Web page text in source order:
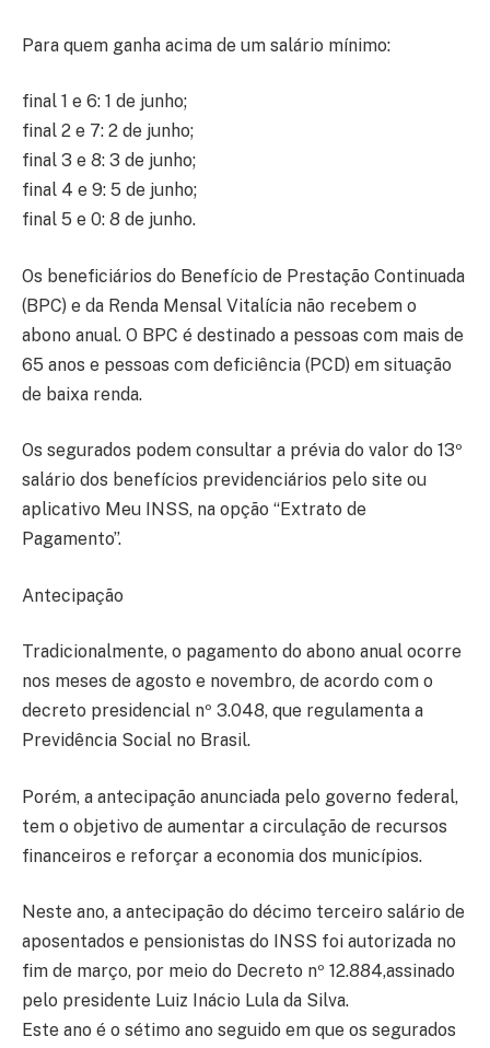
Para quem ganha acima de um salário mínimo:
final 1 e 6: 1 de junho;
final 2 e 7: 2 de junho;
final 3 e 8: 3 de junho;
final 4 e 9: 5 de junho;
final 5 e 0: 8 de junho.
Os beneficiários do Benefício de Prestação Continuada
(BPC) e da Renda Mensal Vitalícia não recebem o
abono anual. O BPC é destinado a pessoas com mais de
65 anos e pessoas com deficiência (PCD) em situação
de baixa renda.
Os segurados podem consultar a prévia do valor do 13º
salário dos benefícios previdenciários pelo site ou
aplicativo Meu INSS, na opção “Extrato de
Pagamento”.
Antecipação
Tradicionalmente, o pagamento do abono anual ocorre
nos meses de agosto e novembro, de acordo com o
decreto presidencial nº 3.048, que regulamenta a
Previdência Social no Brasil.
Porém, a antecipação anunciada pelo governo federal,
tem o objetivo de aumentar a circulação de recursos
financeiros e reforçar a economia dos municípios.
Neste ano, a antecipação do décimo terceiro salário de
aposentados e pensionistas do INSS foi autorizada no
fim de março, por meio do Decreto nº 12.884,assinado
pelo presidente Luiz Inácio Lula da Silva.
Este ano é o sétimo ano seguido em que os segurados